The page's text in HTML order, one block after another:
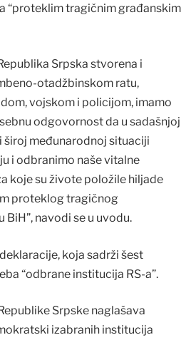
“proteklim tragičnim građanskim
Srpska stvorena i
otadžbinskom ratu,
vojskom i policijom, imamo
odgovornost da u sadašnjoj
široj međunarodnoj situaciji
i odbranimo naše vitalne
koje su živote položile hiljade
proteklog tragičnog
navodi se u uvodu.
koja sadrži šest
“odbrane institucija RS-a”.
Srpske naglašava
izabranih institucija